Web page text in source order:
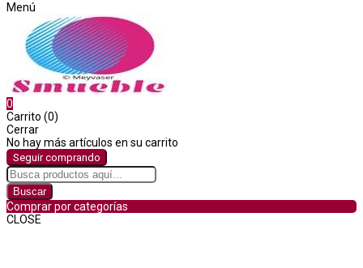
Menú
0
Carrito (0)
Cerrar
No hay más artículos en su carrito
Seguir comprando
Buscar
Comprar por categorías
CLOSE